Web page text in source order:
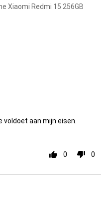
Xiaomi Redmi 15 256GB
aan mijn eisen.
0 0